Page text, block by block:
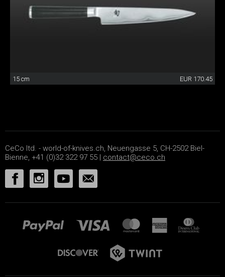
15 cm EUR 170.45
CeCo ltd. - world-of-knives.ch, Neuengasse 5, CH-2502 Biel-
Bienne, +41 (0)32 322 97 55 | contact@ceco.ch